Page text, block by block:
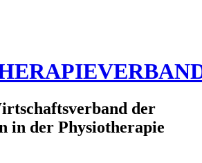
der
in der Physiotherapie